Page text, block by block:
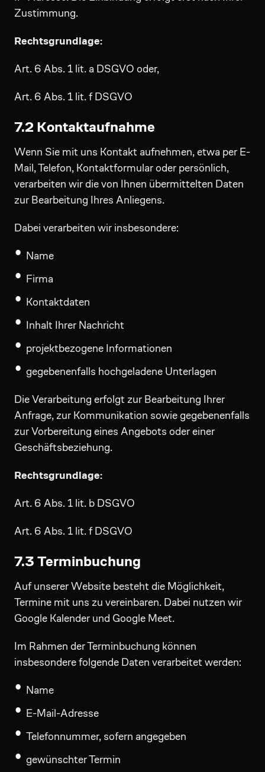
Zustimmung.
Rechtsgrundlage:
Art. 6 Abs. 1 lit. a DSGVO oder,
Art. 6 Abs. 1 lit. f DSGVO
7.2 Kontaktaufnahme
Wenn Sie mit uns Kontakt aufnehmen, etwa per E-
Mail, Telefon, Kontaktformular oder persönlich,
verarbeiten wir die von Ihnen übermittelten Daten
zur Bearbeitung Ihres Anliegens.
Dabei verarbeiten wir insbesondere:
Name
Firma
Kontaktdaten
Inhalt Ihrer Nachricht
projektbezogene Informationen
gegebenenfalls hochgeladene Unterlagen
Die Verarbeitung erfolgt zur Bearbeitung Ihrer
Anfrage, zur Kommunikation sowie gegebenenfalls
zur Vorbereitung eines Angebots oder einer
Geschäftsbeziehung.
Rechtsgrundlage:
Art. 6 Abs. 1 lit. b DSGVO
Art. 6 Abs. 1 lit. f DSGVO
7.3 Terminbuchung
Auf unserer Website besteht die Möglichkeit,
Termine mit uns zu vereinbaren. Dabei nutzen wir
Google Kalender und Google Meet.
Im Rahmen der Terminbuchung können
insbesondere folgende Daten verarbeitet werden:
Name
E-Mail-Adresse
Telefonnummer, sofern angegeben
gewünschter Termin